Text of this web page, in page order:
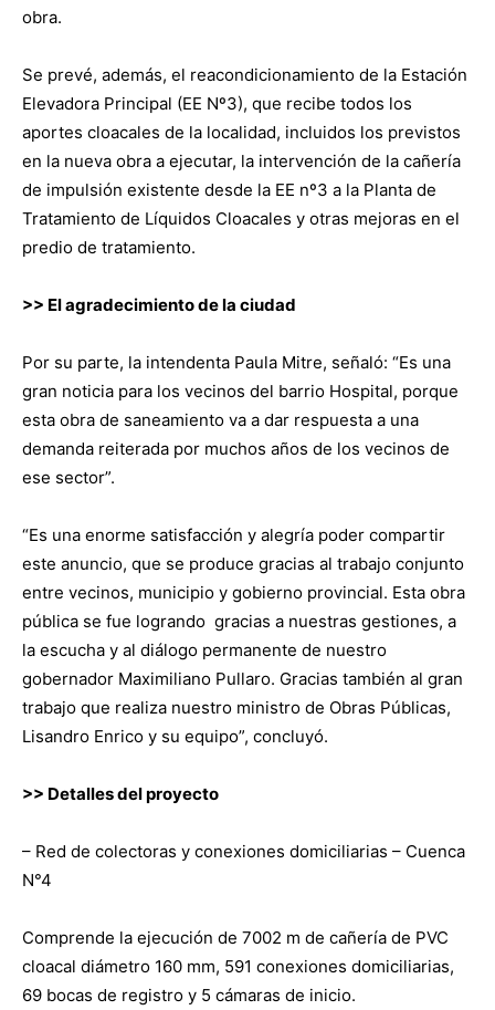
obra.
Se prevé, además, el reacondicionamiento de la Estación
Elevadora Principal (EE Nº3), que recibe todos los
aportes cloacales de la localidad, incluidos los previstos
en la nueva obra a ejecutar, la intervención de la cañería
de impulsión existente desde la EE nº3 a la Planta de
Tratamiento de Líquidos Cloacales y otras mejoras en el
predio de tratamiento.
>> El agradecimiento de la ciudad
Por su parte, la intendenta Paula Mitre, señaló: “Es una
gran noticia para los vecinos del barrio Hospital, porque
esta obra de saneamiento va a dar respuesta a una
demanda reiterada por muchos años de los vecinos de
ese sector”.
“Es una enorme satisfacción y alegría poder compartir
este anuncio, que se produce gracias al trabajo conjunto
entre vecinos, municipio y gobierno provincial. Esta obra
pública se fue logrando gracias a nuestras gestiones, a
la escucha y al diálogo permanente de nuestro
gobernador Maximiliano Pullaro. Gracias también al gran
trabajo que realiza nuestro ministro de Obras Públicas,
Lisandro Enrico y su equipo”, concluyó.
>> Detalles del proyecto
– Red de colectoras y conexiones domiciliarias – Cuenca
N°4
Comprende la ejecución de 7002 m de cañería de PVC
cloacal diámetro 160 mm, 591 conexiones domiciliarias,
69 bocas de registro y 5 cámaras de inicio.